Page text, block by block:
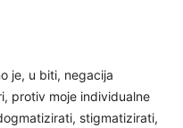
je, u biti, negacija
protiv moje individualne
stigmatizirati,